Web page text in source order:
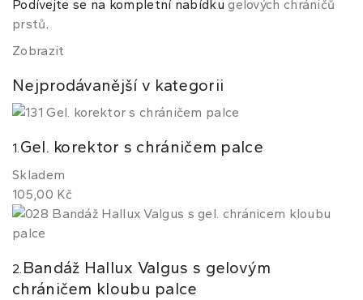
Podívejte se na kompletní nabídkugelových chráničů
prstů.
Zobrazit
Nejprodávanější v kategorii
1.Gel. korektor s chráničem palce
Skladem
105,00 Kč
2. Bandáž Hallux Valgus s gelovým
chráničem kloubu palce